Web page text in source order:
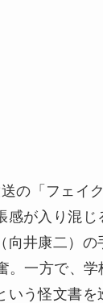
の「フェイ
感が入り混じ
向井康二）の
。一方で、学
いう怪文書を